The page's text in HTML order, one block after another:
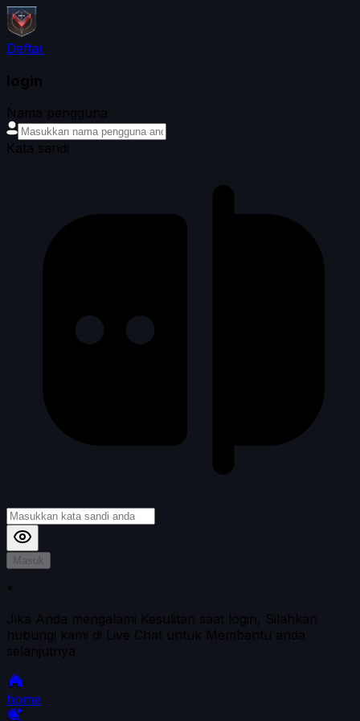
Daftar
login
Nama pengguna
Kata sandi
Masuk
*
Jika Anda mengalami Kesulitan saat login, Silahkan
hubungi kami di Live Chat untuk Membantu anda
selanjutnya
home